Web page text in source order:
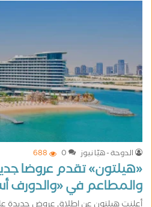
الدوحة - هيّا نيوز 0
688
«هيلتون» تقدم عروضا
والمطاعم في «والدورف